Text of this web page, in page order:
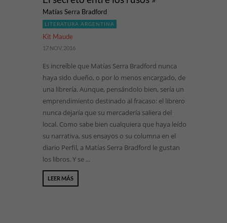
Matías Serra Bradford
LITERATURA ARGENTINA
Kit Maude
17 NOV, 2016
Es increíble que Matías Serra Bradford nunca
haya sido dueño, o por lo menos encargado, de
una librería. Aunque, pensándolo bien, sería un
emprendimiento destinado al fracaso: el librero
nunca dejaría que su mercadería saliera del
local. Como sabe bien cualquiera que haya leído
su narrativa, sus ensayos o su columna en el
diario Perfil, a Matías Serra Bradford le gustan
los libros. Y se ...
LEER MÁS